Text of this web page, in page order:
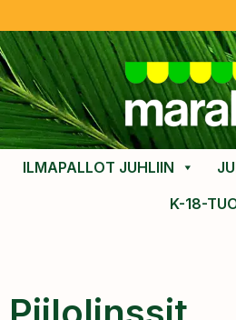
ILMAPALLOT JUHLIIN
K-18-